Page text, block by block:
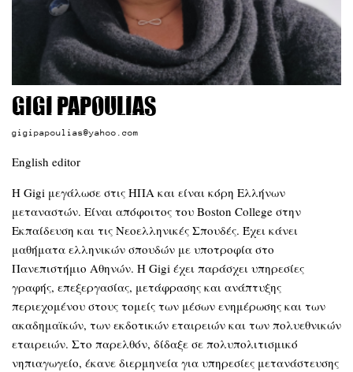
Gigi Papoulias
gigipapoulias@yahoo.com
English editor
Η Gigi μεγάλωσε στις ΗΠΑ και είναι κόρη Ελλήνων
μεταναστών. Είναι απόφοιτος του Boston College στην
Εκπαίδευση και τις Νεοελληνικές Σπουδές. Έχει κάνει
μαθήματα ελληνικών σπουδών με υποτροφία στο
Πανεπιστήμιο Αθηνών. Η Gigi έχει παράσχει υπηρεσίες
γραφής, επεξεργασίας, μετάφρασης και ανάπτυξης
περιεχομένου στους τομείς των μέσων ενημέρωσης και των
ακαδημαϊκών, των εκδοτικών εταιρειών και των πολυεθνικών
εταιρειών. Στο παρελθόν, δίδαξε σε πολυπολιτισμικό
νηπιαγωγείο, έκανε διερμηνεία για υπηρεσίες μετανάστευσης